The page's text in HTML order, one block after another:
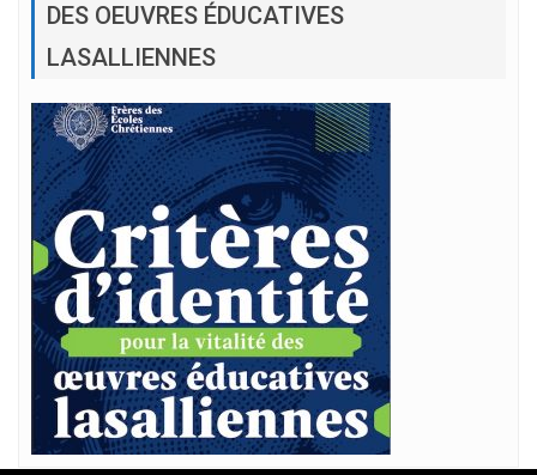
DES OEUVRES ÉDUCATIVES
LASALLIENNES